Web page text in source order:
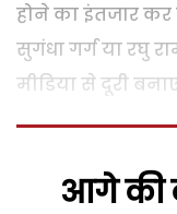
होने का इंतजार कर
सुगंधा गर्ग या रघु
मीडिया से दूरी
आगे की